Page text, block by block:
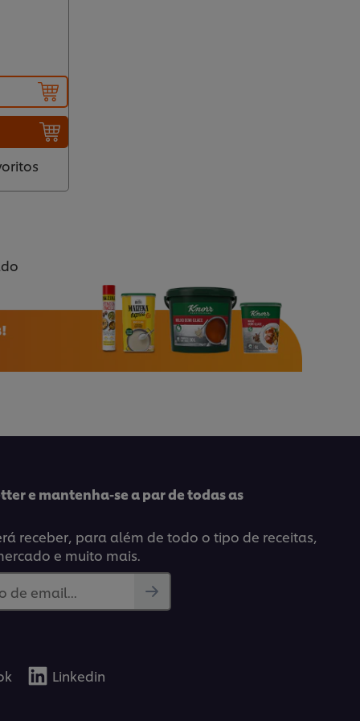
e mantenha-se a par de todas as
receber, para além de todo o tipo de receitas,
e muito mais.
de email...
Linkedin